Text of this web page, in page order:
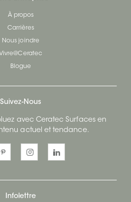
À propos
Carrières
Nous joindre
Blogue
Suivez-Nous
avec Ceratec Surfaces en
actuel et tendance.
Infolettre